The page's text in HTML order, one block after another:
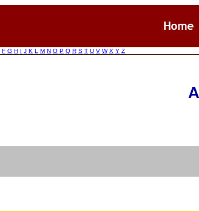
F G H I J K L M N O P Q R S T U V W X Y Z